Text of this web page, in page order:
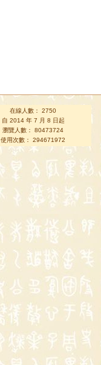
在線人數： 2750
自 2014 年 7 月 8 日起
瀏覽人數： 80473724
使用次數： 294671972